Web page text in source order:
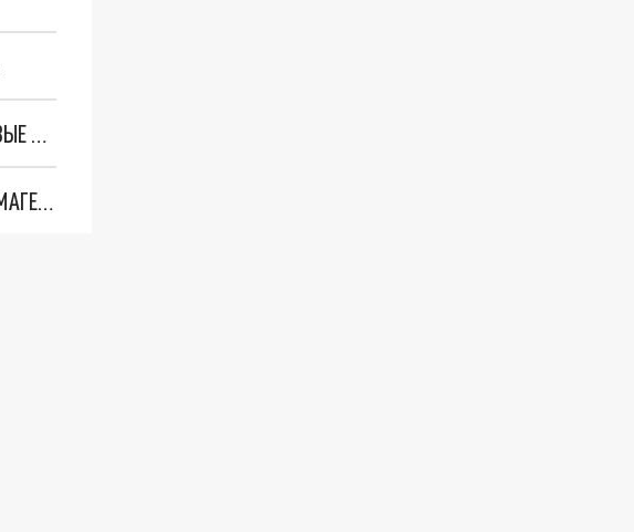
"ОЧЕНЬ ПЛОХИЕ НОВОСТИ": БОЛЬШАЯ ОШИБКА PALANTIR В РОССИИ. СТРАНЫ НАТО ВПЕРВЫЕ ЗА СВО ОСТАНОВИЛИ ПОСТАВКИ ОРУЖИЯ. ВСУ ТЕРЯЮТ ПРИГРАНИЧЬЕ?
ТРИ ГЛАВНЫХ ИНСАЙДА ОБ СВО. ОТМЕНА МОБИЛИЗАЦИИ И ВОЗВРАЩЕНИЕ "ГЕНЕРАЛА АРМАГЕДДОНА"? ОТЛИЧНЫЕ НОВОСТИ, КОТОРЫЕ ЖДАЛИ ВСЕ